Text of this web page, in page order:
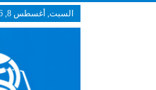
السبت, أغسطس 8, 2026